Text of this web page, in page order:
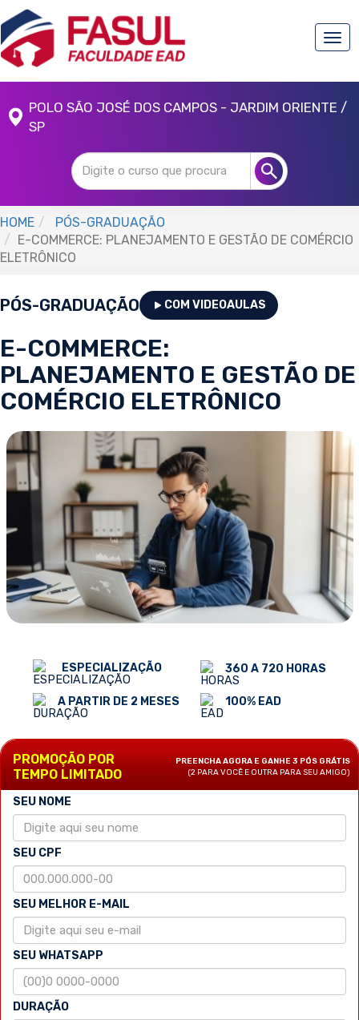
POLO SÃO JOSÉ DOS CAMPOS - JARDIM ORIENTE /
SP
HOME
PÓS-GRADUAÇÃO
E-COMMERCE: PLANEJAMENTO E GESTÃO DE COMÉRCIO
ELETRÔNICO
PÓS-GRADUAÇÃO COM VIDEOAULAS
E-COMMERCE:
PLANEJAMENTO E GESTÃO DE
COMÉRCIO ELETRÔNICO
ESPECIALIZAÇÃO
A PARTIR DE 2 MESES
360 A 720 HORAS
100% EAD
PROMOÇÃO POR
TEMPO LIMITADO
PREENCHA AGORA E GANHE 3 PÓS GRÁTIS
(2 PARA VOCÊ E OUTRA PARA SEU AMIGO)
SEU NOME
SEU CPF
SEU MELHOR E-MAIL
SEU WHATSAPP
DURAÇÃO